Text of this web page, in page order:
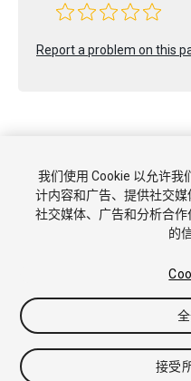
Report a problem on this
Copyright © 2022 Unity
教程
社区答案 知识库 论
Cookie
我们使用 Cookie 以允许我
计内容和广告、提供社交
社交媒体、广告和分析合
的
接受